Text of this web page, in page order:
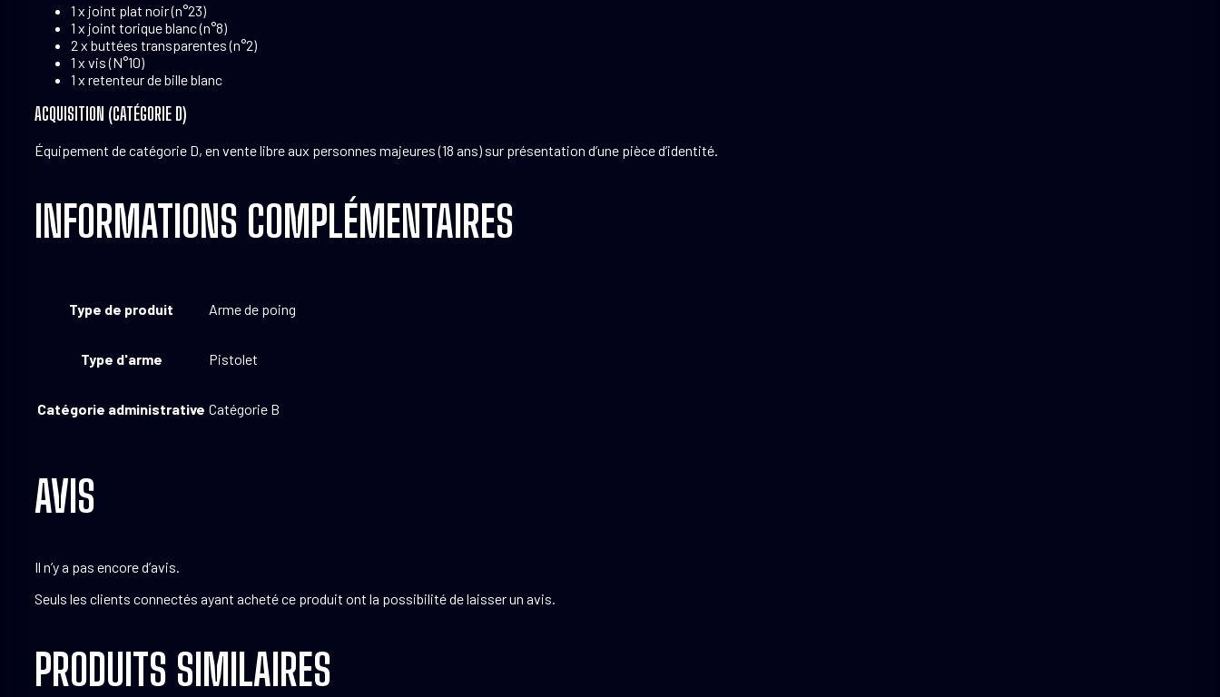
1 x joint plat noir (n°23)
1 x joint torique blanc (n°8)
2 x buttées transparentes (n°2)
1 x vis (N°10)
1 x retenteur de bille blanc
ACQUISITION (CATÉGORIE D)
Équipement de catégorie D, en vente libre aux personnes majeures (18 ans) sur présentation d’une pièce d’identité.
INFORMATIONS COMPLÉMENTAIRES
Type de produit Arme de poing
Type d'arme Pistolet
Catégorie administrative Catégorie B
AVIS
Il n’y a pas encore d’avis.
Seuls les clients connectés ayant acheté ce produit ont la possibilité de laisser un avis.
PRODUITS SIMILAIRES